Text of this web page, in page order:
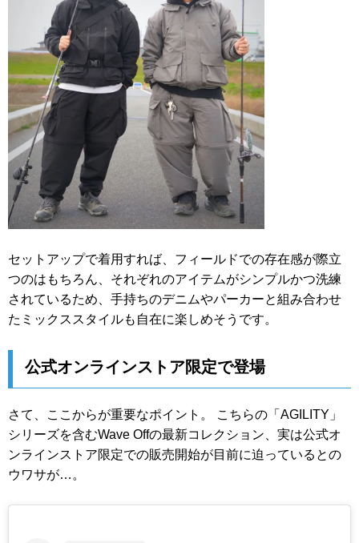
セットアップで着用すれば、フィールドでの存在感が際立
つのはもちろん、それぞれのアイテムがシンプルかつ洗練
されているため、手持ちのデニムやパーカーと組み合わせ
たミックススタイルも自在に楽しめそうです。
公式オンラインストア限定で登場
さて、ここからが重要なポイント。 こちらの「AGILITY」
シリーズを含むWave Offの最新コレクション、実は公式オ
ンラインストア限定での販売開始が目前に迫っているとの
ウワサが…。